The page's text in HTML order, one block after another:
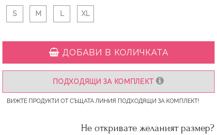
S M L XL
ДОБАВИ В КОЛИЧКАТА
ПОДХОДЯЩИ ЗА КОМПЛЕКТ
ВИЖТЕ ПРОДУКТИ ОТ СЪЩАТА ЛИНИЯ ПОДХОДЯЩИ ЗА КОМПЛЕКТ!
Не откривате желаният размер?